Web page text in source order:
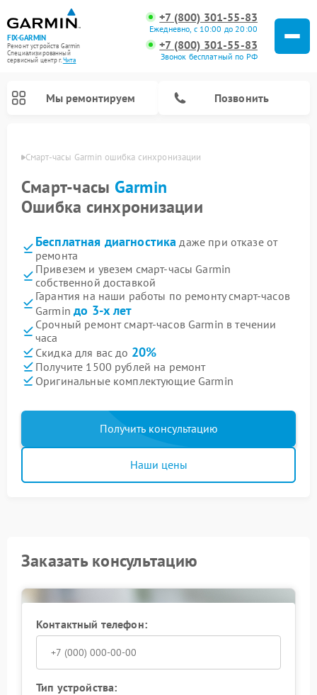
FIX-GARMIN
Ремонт устройств Garmin
Специализированный
cервисный центр г.Чита
+7 (800) 301-55-83
Ежедневно, с 10:00 до 20:00
+7 (800) 301-55-83
Звонок бесплатный по РФ
Мы ремонтируем Позвонить
Смарт-часы Garmin ошибка синхронизации
Смарт-часы Garmin
Ошибка синхронизации
Бесплатная диагностика даже при отказе от
ремонта
Привезем и увезем смарт-часы Garmin
собственной доставкой
Гарантия на наши работы по ремонту смарт-часов
Garminдо 3-х лет
Срочный ремонт смарт-часов Garmin в течении
часа
Скидка для вас до 20%
Получите 1500 рублей на ремонт
Оригинальные комплектующие Garmin
Получить консультацию
Наши цены
Заказать консультацию
Контактный телефон:
Тип устройства: